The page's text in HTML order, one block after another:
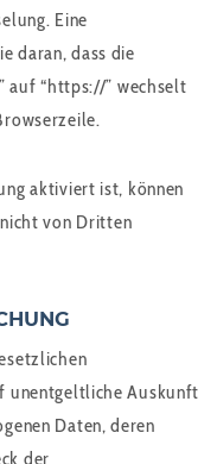
Eine
daran, dass die
auf “https://” wechselt
aktiviert ist, können
von Dritten
unentgeltliche Auskunft
Daten, deren
der